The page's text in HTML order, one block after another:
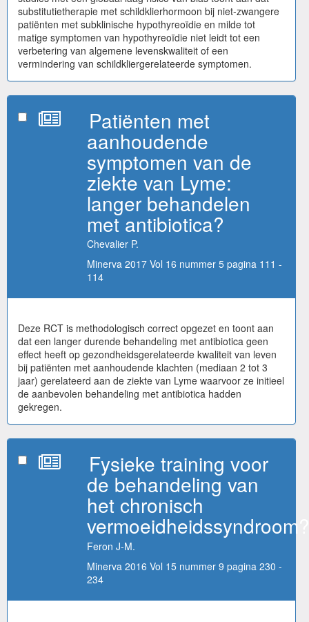
substitutietherapie met schildklierhormoon bij niet-zwangere
patiënten met subklinische hypothyreoïdie en milde tot
matige symptomen van hypothyreoïdie niet leidt tot een
verbetering van algemene levenskwaliteit of een
vermindering van schildkliergerelateerde symptomen.
Patiënten met
aanhoudende
symptomen van de
ziekte van Lyme:
langer behandelen
met antibiotica?
Chevalier P.
Minerva 2017 Vol 16 nummer 5 pagina 111 -
114
Deze RCT is methodologisch correct opgezet en toont aan
dat een langer durende behandeling met antibiotica geen
effect heeft op gezondheidsgerelateerde kwaliteit van leven
bij patiënten met aanhoudende klachten (mediaan 2 tot 3
jaar) gerelateerd aan de ziekte van Lyme waarvoor ze initieel
de aanbevolen behandeling met antibiotica hadden
gekregen.
Fysieke training voor
de behandeling van
het chronisch
vermoeidheidssyndroom?
Feron J-M.
Minerva 2016 Vol 15 nummer 9 pagina 230 -
234